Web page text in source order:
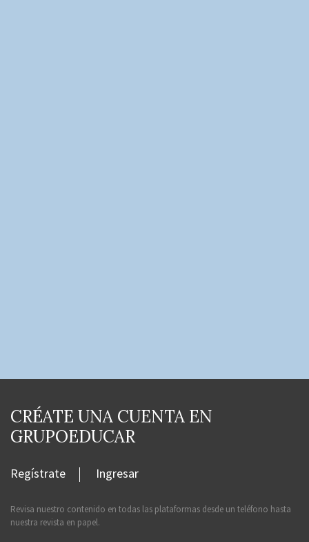
CRÉATE UNA CUENTA EN
GRUPOEDUCAR
Regístrate Ingresar
Revisa nuestro contenido en todas las plataformas desde un teléfono hasta
nuestra revista en papel.